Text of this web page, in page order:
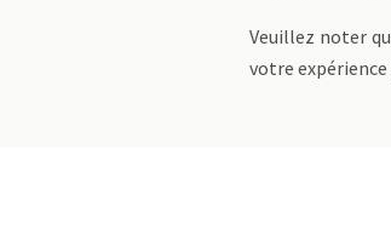
Veuillez noter
votre